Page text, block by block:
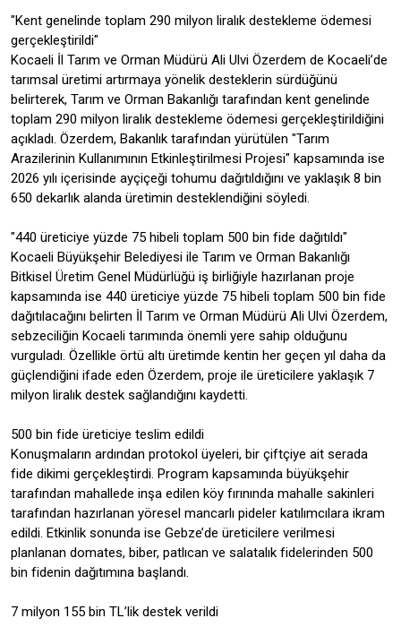
"Kent genelinde toplam 290 milyon liralık destekleme ödemesi
gerçekleştirildi"
Kocaeli İl Tarım ve Orman Müdürü Ali Ulvi Özerdem de Kocaeli’de
tarımsal üretimi artırmaya yönelik desteklerin sürdüğünü
belirterek, Tarım ve Orman Bakanlığı tarafından kent genelinde
toplam 290 milyon liralık destekleme ödemesi gerçekleştirildiğini
açıkladı. Özerdem, Bakanlık tarafından yürütülen "Tarım
Arazilerinin Kullanımının Etkinleştirilmesi Projesi" kapsamında ise
2026 yılı içerisinde ayçiçeği tohumu dağıtıldığını ve yaklaşık 8 bin
650 dekarlık alanda üretimin desteklendiğini söyledi.
"440 üreticiye yüzde 75 hibeli toplam 500 bin fide dağıtıldı"
Kocaeli Büyükşehir Belediyesi ile Tarım ve Orman Bakanlığı
Bitkisel Üretim Genel Müdürlüğü iş birliğiyle hazırlanan proje
kapsamında ise 440 üreticiye yüzde 75 hibeli toplam 500 bin fide
dağıtılacağını belirten İl Tarım ve Orman Müdürü Ali Ulvi Özerdem,
sebzeciliğin Kocaeli tarımında önemli yere sahip olduğunu
vurguladı. Özellikle örtü altı üretimde kentin her geçen yıl daha da
güçlendiğini ifade eden Özerdem, proje ile üreticilere yaklaşık 7
milyon liralık destek sağlandığını kaydetti.
500 bin fide üreticiye teslim edildi
Konuşmaların ardından protokol üyeleri, bir çiftçiye ait serada
fide dikimi gerçekleştirdi. Program kapsamında büyükşehir
tarafından mahallede inşa edilen köy fırınında mahalle sakinleri
tarafından hazırlanan yöresel mancarlı pideler katılımcılara ikram
edildi. Etkinlik sonunda ise Gebze’de üreticilere verilmesi
planlanan domates, biber, patlıcan ve salatalık fidelerinden 500
bin fidenin dağıtımına başlandı.
7 milyon 155 bin TL’lik destek verildi